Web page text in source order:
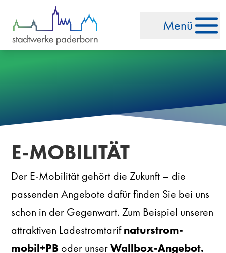
Zum Inhalt springen
Menü
E-MOBILITÄT
Der E-Mobilität gehört die Zukunft – die
passenden Angebote dafür finden Sie bei uns
schon in der Gegenwart. Zum Beispiel unseren
attraktiven Ladestromtarifnaturstrom-
mobil+PB oder unserWallbox-Angebot.